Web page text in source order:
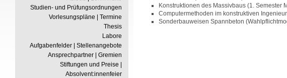
Studien- und Prüfungsordnungen
Vorlesungspläne | Termine
Thesis
Labore
Aufgabenfelder | Stellenangebote
Ansprechpartner | Gremien
Stiftungen und Preise |
Absolvent:innenfeier
Konstruktionen des Massivbaus (1. Semester
Computermethoden im konstruktiven
Sonderbauweisen Spannbeton